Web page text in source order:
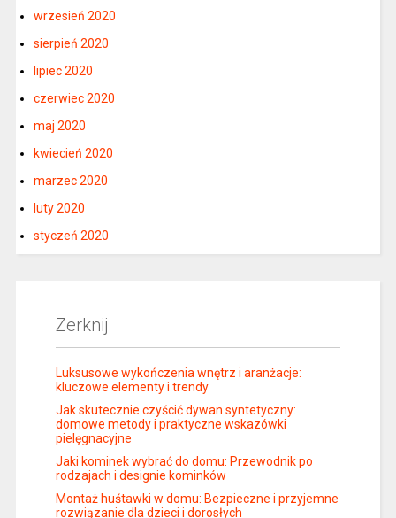
wrzesień 2020
sierpień 2020
lipiec 2020
czerwiec 2020
maj 2020
kwiecień 2020
marzec 2020
luty 2020
styczeń 2020
Zerknij
Luksusowe wykończenia wnętrz i aranżacje:
kluczowe elementy i trendy
Jak skutecznie czyścić dywan syntetyczny:
domowe metody i praktyczne wskazówki
pielęgnacyjne
Jaki kominek wybrać do domu: Przewodnik po
rodzajach i designie kominków
Montaż huśtawki w domu: Bezpieczne i przyjemne
rozwiązanie dla dzieci i dorosłych